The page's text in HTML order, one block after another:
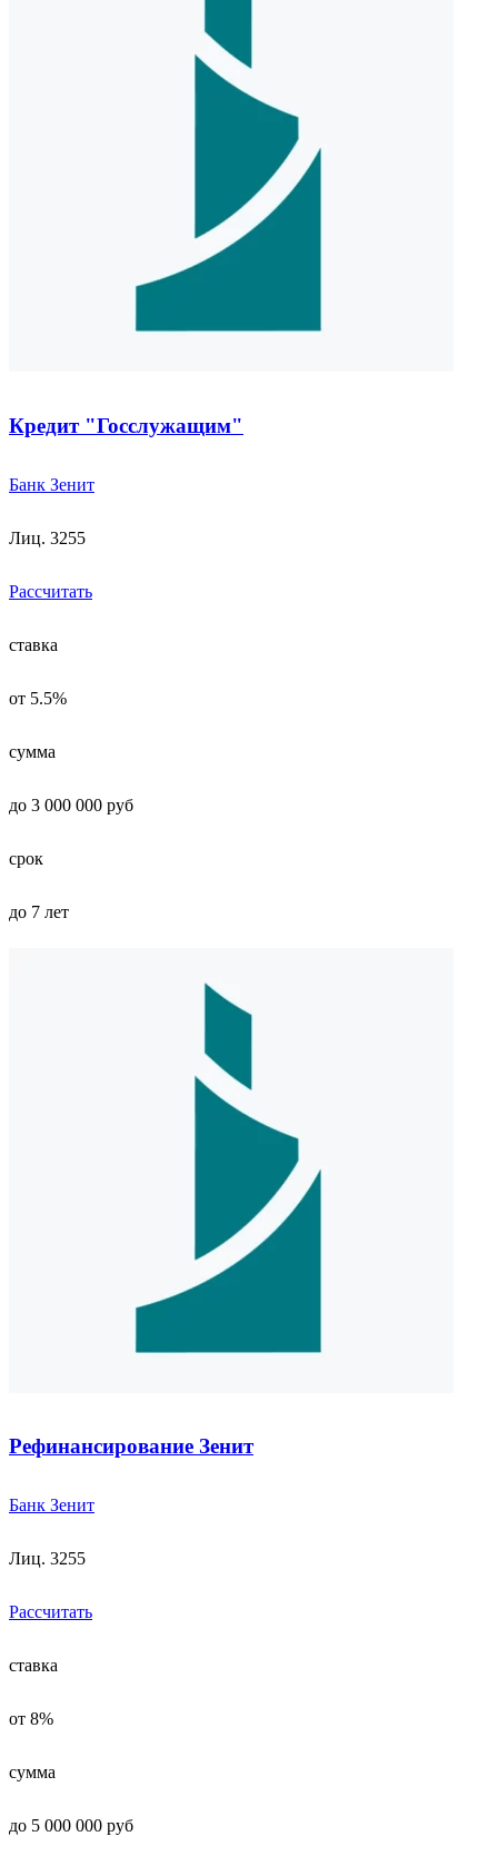
Кредит "Госслужащим"
Банк Зенит
Лиц. 3255
Рассчитать
ставка
от 5.5%
сумма
до 3 000 000 руб
срок
до 7 лет
Рефинансирование Зенит
Банк Зенит
Лиц. 3255
Рассчитать
ставка
от 8%
сумма
до 5 000 000 руб